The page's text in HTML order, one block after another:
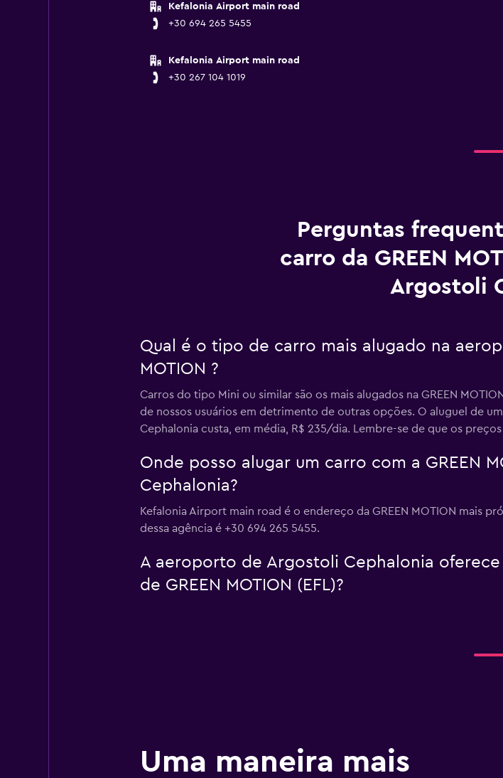
Kefalonia Airport main road
+30 694 265 5455
Kefalonia Airport main road
+30 267 104 1019
Perguntas
carro da GREEN
Argostoli
Qual é o tipo de carro mais alugado na
MOTION ?
Carros do tipo Mini ou similar são os mais alugados na GREEN
de nossos usuários em detrimento de outras opções. O aluguel de
Cephalonia custa, em média, R$ 235/dia. Lembre-se de que os
Onde posso alugar um carro com a GREEN
Cephalonia?
Kefalonia Airport main road é o endereço da GREEN MOTION mais
dessa agência é +30 694 265 5455.
A aeroporto de Argostoli Cephalonia
de GREEN MOTION (EFL)?
Uma maneira mais